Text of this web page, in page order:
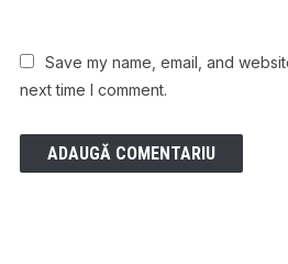
Save my name, email, and
next time I comment.